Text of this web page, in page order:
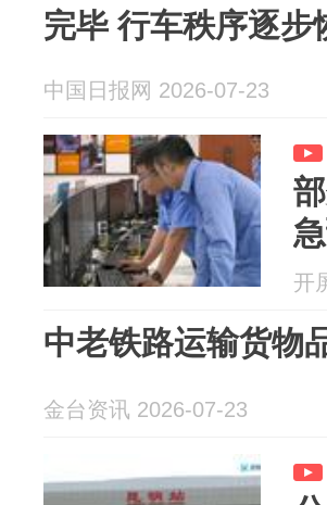
完毕 行车秩序逐步
中国日报网 2026-07-23
开
中老铁路运输货物
金台资讯 2026-07-23